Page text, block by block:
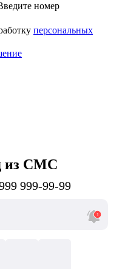
номер
персональных
из СМС
999-99-99